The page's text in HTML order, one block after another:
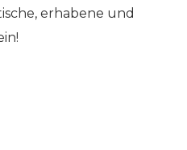
erhabene und